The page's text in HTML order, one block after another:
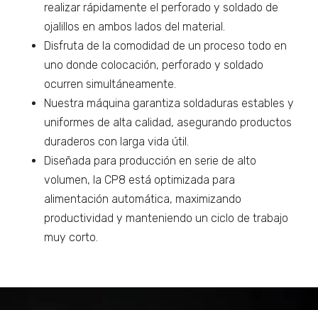
realizar rápidamente el perforado y soldado de
ojalillos en ambos lados del material.
Disfruta de la comodidad de un proceso todo en
uno donde colocación, perforado y soldado
ocurren simultáneamente.
Nuestra máquina garantiza soldaduras estables y
uniformes de alta calidad, asegurando productos
duraderos con larga vida útil.
Diseñada para producción en serie de alto
volumen, la CP8 está optimizada para
alimentación automática, maximizando
productividad y manteniendo un ciclo de trabajo
muy corto.